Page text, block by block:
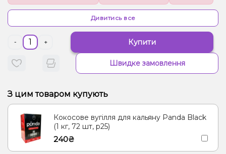
Ананас, Манго, Маракуя, Печиво Виноград
Пиріг/Кондитерка, Ром Лимон
Кавун Ківі, Полуниця Кокос, Печиво
Дивитись все
- + Купити
Швидке замовлення
З цим товаром купують
Кокосове вугілля для кальяну Panda Black
(1 кг, 72 шт, р25)
240₴